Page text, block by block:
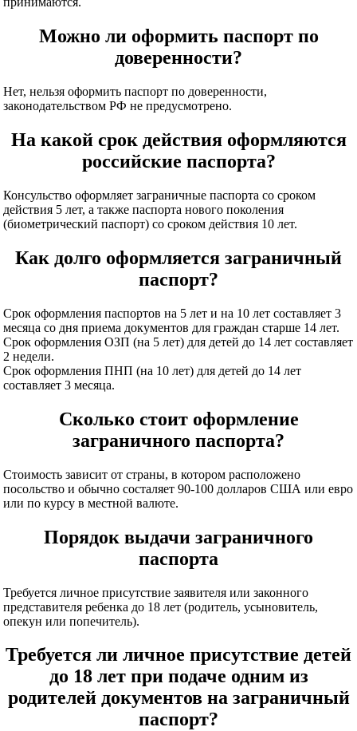
Можно ли оформить паспорт по
доверенности?
Нет, нельзя оформить паспорт по доверенности,
законодательством РФ не предусмотрено.
На какой срок действия оформляются
российские паспорта?
Консульство оформляет заграничные паспорта со сроком
действия 5 лет, а также паспорта нового поколения
(биометрический паспорт) со сроком действия 10 лет.
Как долго оформляется заграничный
паспорт?
Срок оформления паспортов на 5 лет и на 10 лет составляет 3
месяца со дня приема документов для граждан старше 14 лет.
Срок оформления ОЗП (на 5 лет) для детей до 14 лет составляет
2 недели.
Срок оформления ПНП (на 10 лет) для детей до 14 лет
составляет 3 месяца.
Сколько стоит оформление
заграничного паспорта?
Стоимость зависит от страны, в котором расположено
посольство и обычно состаляет 90-100 долларов США или евро
или по курсу в местной валюте.
Порядок выдачи заграничного
паспорта
Требуется личное присутствие заявителя или законного
представителя ребенка до 18 лет (родитель, усыновитель,
опекун или попечитель).
Требуется ли личное присутствие детей
до 18 лет при подаче одним из
родителей документов на заграничный
паспорт?